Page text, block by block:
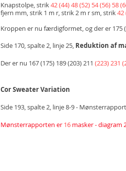
Knapstolpe, strik42 (44) 48 (52) 54 (56) 58
fjern mm, strik 1 m r, strik 2 m r sm, strik42
Kroppen er nu færdigformet, og der er 175
Side 170, spalte 2, linje 25, Reduktion af
Der er nu 167 (175) 189 (203) 211 (223) 231
Cor Sweater Variation
Side 193, spalte 2, linje 8-9 -
Mønsterrapporten er 16 masker - diagram